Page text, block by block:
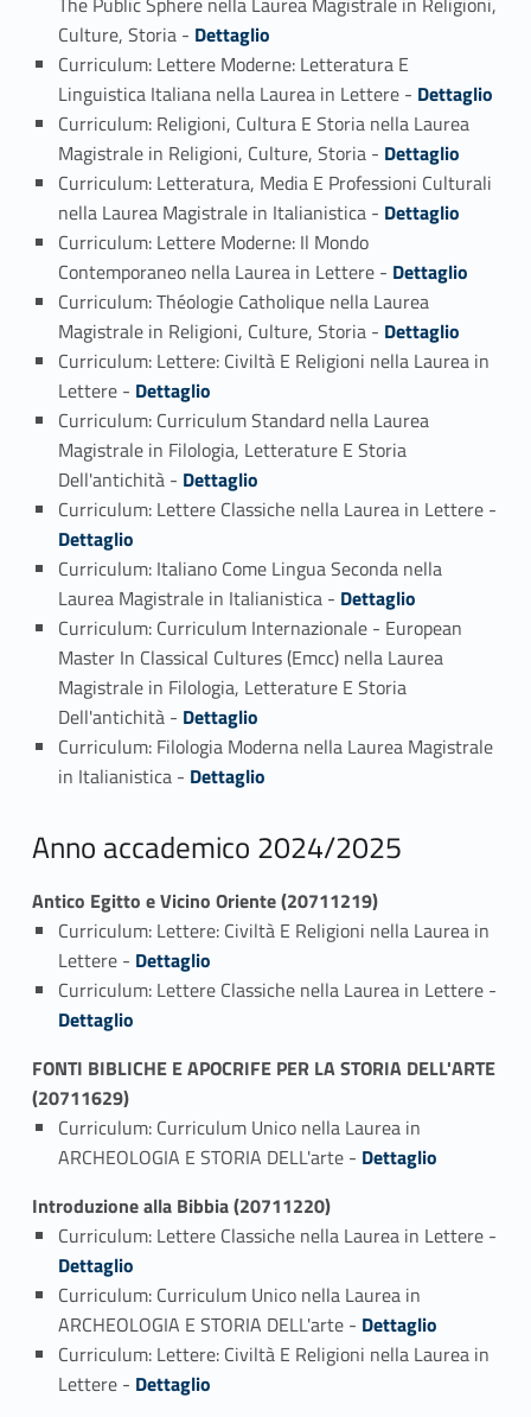
Culture, Storia - Link identifier #identifier_person_173204-1
Dettaglio
Curriculum: Lettere Moderne: Letteratura E
Linguistica Italiana nella Laurea in Lettere - Link identifier #identifier_person_124547-2
Dettaglio
Curriculum: Religioni, Cultura E Storia nella Laurea
Magistrale in Religioni, Culture, Storia - Link identifier #identifier_person_151477-3
Dettaglio
Curriculum: Letteratura, Media E Professioni Culturali
nella Laurea Magistrale in Italianistica - Link identifier #identifier_person_48157-4
Dettaglio
Curriculum: Lettere Moderne: Il Mondo
Contemporaneo nella Laurea in Lettere - Link identifier #identifier_person_22428-5
Dettaglio
Curriculum: Théologie Catholique nella Laurea
Magistrale in Religioni, Culture, Storia - Link identifier #identifier_person_118986-6
Dettaglio
Curriculum: Lettere: Civiltà E Religioni nella Laurea in
Lettere - Link identifier #identifier_person_138606-7
Dettaglio
Curriculum: Curriculum Standard nella Laurea
Magistrale in Filologia, Letterature E Storia
Dell'antichità - Link identifier #identifier_person_198988-8
Dettaglio
Curriculum: Lettere Classiche nella Laurea in Lettere -
Link identifier #identifier_person_140583-9
Dettaglio
Curriculum: Italiano Come Lingua Seconda nella
Laurea Magistrale in Italianistica - Link identifier #identifier_person_98976-10
Dettaglio
Curriculum: Curriculum Internazionale - European
Master In Classical Cultures (Emcc) nella Laurea
Magistrale in Filologia, Letterature E Storia
Dell'antichità - Link identifier #identifier_person_134924-11
Dettaglio
Curriculum: Filologia Moderna nella Laurea Magistrale
in Italianistica - Link identifier #identifier_person_65848-12
Dettaglio
Anno accademico 2024/2025
Antico Egitto e Vicino Oriente (20711219)
Curriculum: Lettere: Civiltà E Religioni nella Laurea in
Lettere - Link identifier #identifier_person_39632-1
Dettaglio
Curriculum: Lettere Classiche nella Laurea in Lettere -
Link identifier #identifier_person_52121-2
Dettaglio
FONTI BIBLICHE E APOCRIFE PER LA STORIA DELL'ARTE
(20711629)
Curriculum: Curriculum Unico nella Laurea in
ARCHEOLOGIA E STORIA DELL'arte - Link identifier #identifier_person_60542-1
Dettaglio
Introduzione alla Bibbia (20711220)
Curriculum: Lettere Classiche nella Laurea in Lettere -
Link identifier #identifier_person_72738-1
Dettaglio
Curriculum: Curriculum Unico nella Laurea in
ARCHEOLOGIA E STORIA DELL'arte - Link identifier #identifier_person_17068-2
Dettaglio
Curriculum: Lettere: Civiltà E Religioni nella Laurea in
Lettere - Link identifier #identifier_person_17066-3
Dettaglio